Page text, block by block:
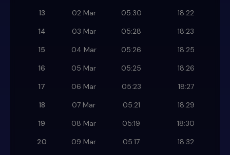
13
02 Mar 05:30
18:22
14
03 Mar 05:28
18:23
15
04 Mar 05:26
18:25
16
05 Mar 05:25
18:26
17
06 Mar 05:23
18:27
18
07 Mar 05:21
18:29
19
08 Mar 05:19
18:30
20
09 Mar 05:17 18:32